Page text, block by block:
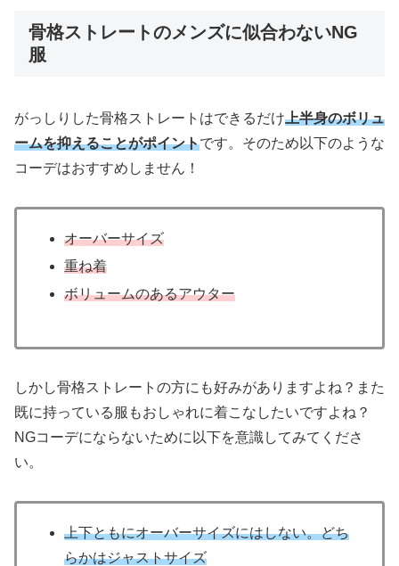
骨格ストレートのメンズに似合わないNG
服
がっしりした骨格ストレートはできるだけ上半身のボリュ
ームを抑えることがポイントです。そのため以下のような
コーデはおすすめしません！
オーバーサイズ
重ね着
ボリュームのあるアウター
しかし骨格ストレートの方にも好みがありますよね？また
既に持っている服もおしゃれに着こなしたいですよね？
NGコーデにならないために以下を意識してみてくださ
い。
上下ともにオーバーサイズにはしない。どち
らかはジャストサイズ